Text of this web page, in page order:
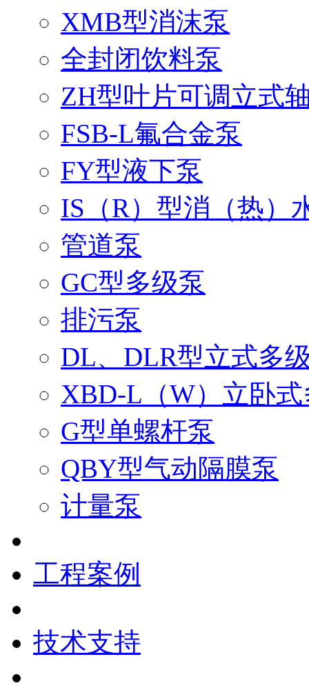
XMB型消沫泵
全封闭饮料泵
ZH型叶片可调立式
FSB-L氟合金泵
FY型液下泵
IS（R）型消（热）
管道泵
GC型多级泵
排污泵
DL、DLR型立式多
XBD-L（W）立卧
G型单螺杆泵
QBY型气动隔膜泵
计量泵
工程案例
技术支持